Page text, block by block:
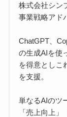
株式会社シン
事業戦略アド
ChatGPT、
の生成AIを使
を得意としこ
を支援。
単なるAIのツ
「売上向上